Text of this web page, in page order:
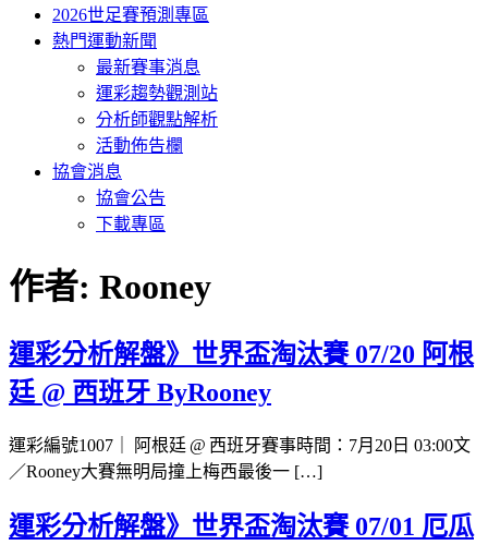
2026世足賽預測專區
熱門運動新聞
最新賽事消息
運彩趨勢觀測站
分析師觀點解析
活動佈告欄
協會消息
協會公告
下載專區
作者: Rooney
運彩分析解盤》世界盃淘汰賽 07/20 阿根
廷 @ 西班牙 ByRooney
運彩編號1007｜ 阿根廷 @ 西班牙賽事時間：7月20日 03:00文
／Rooney大賽無明局撞上梅西最後一 […]
運彩分析解盤》世界盃淘汰賽 07/01 厄瓜